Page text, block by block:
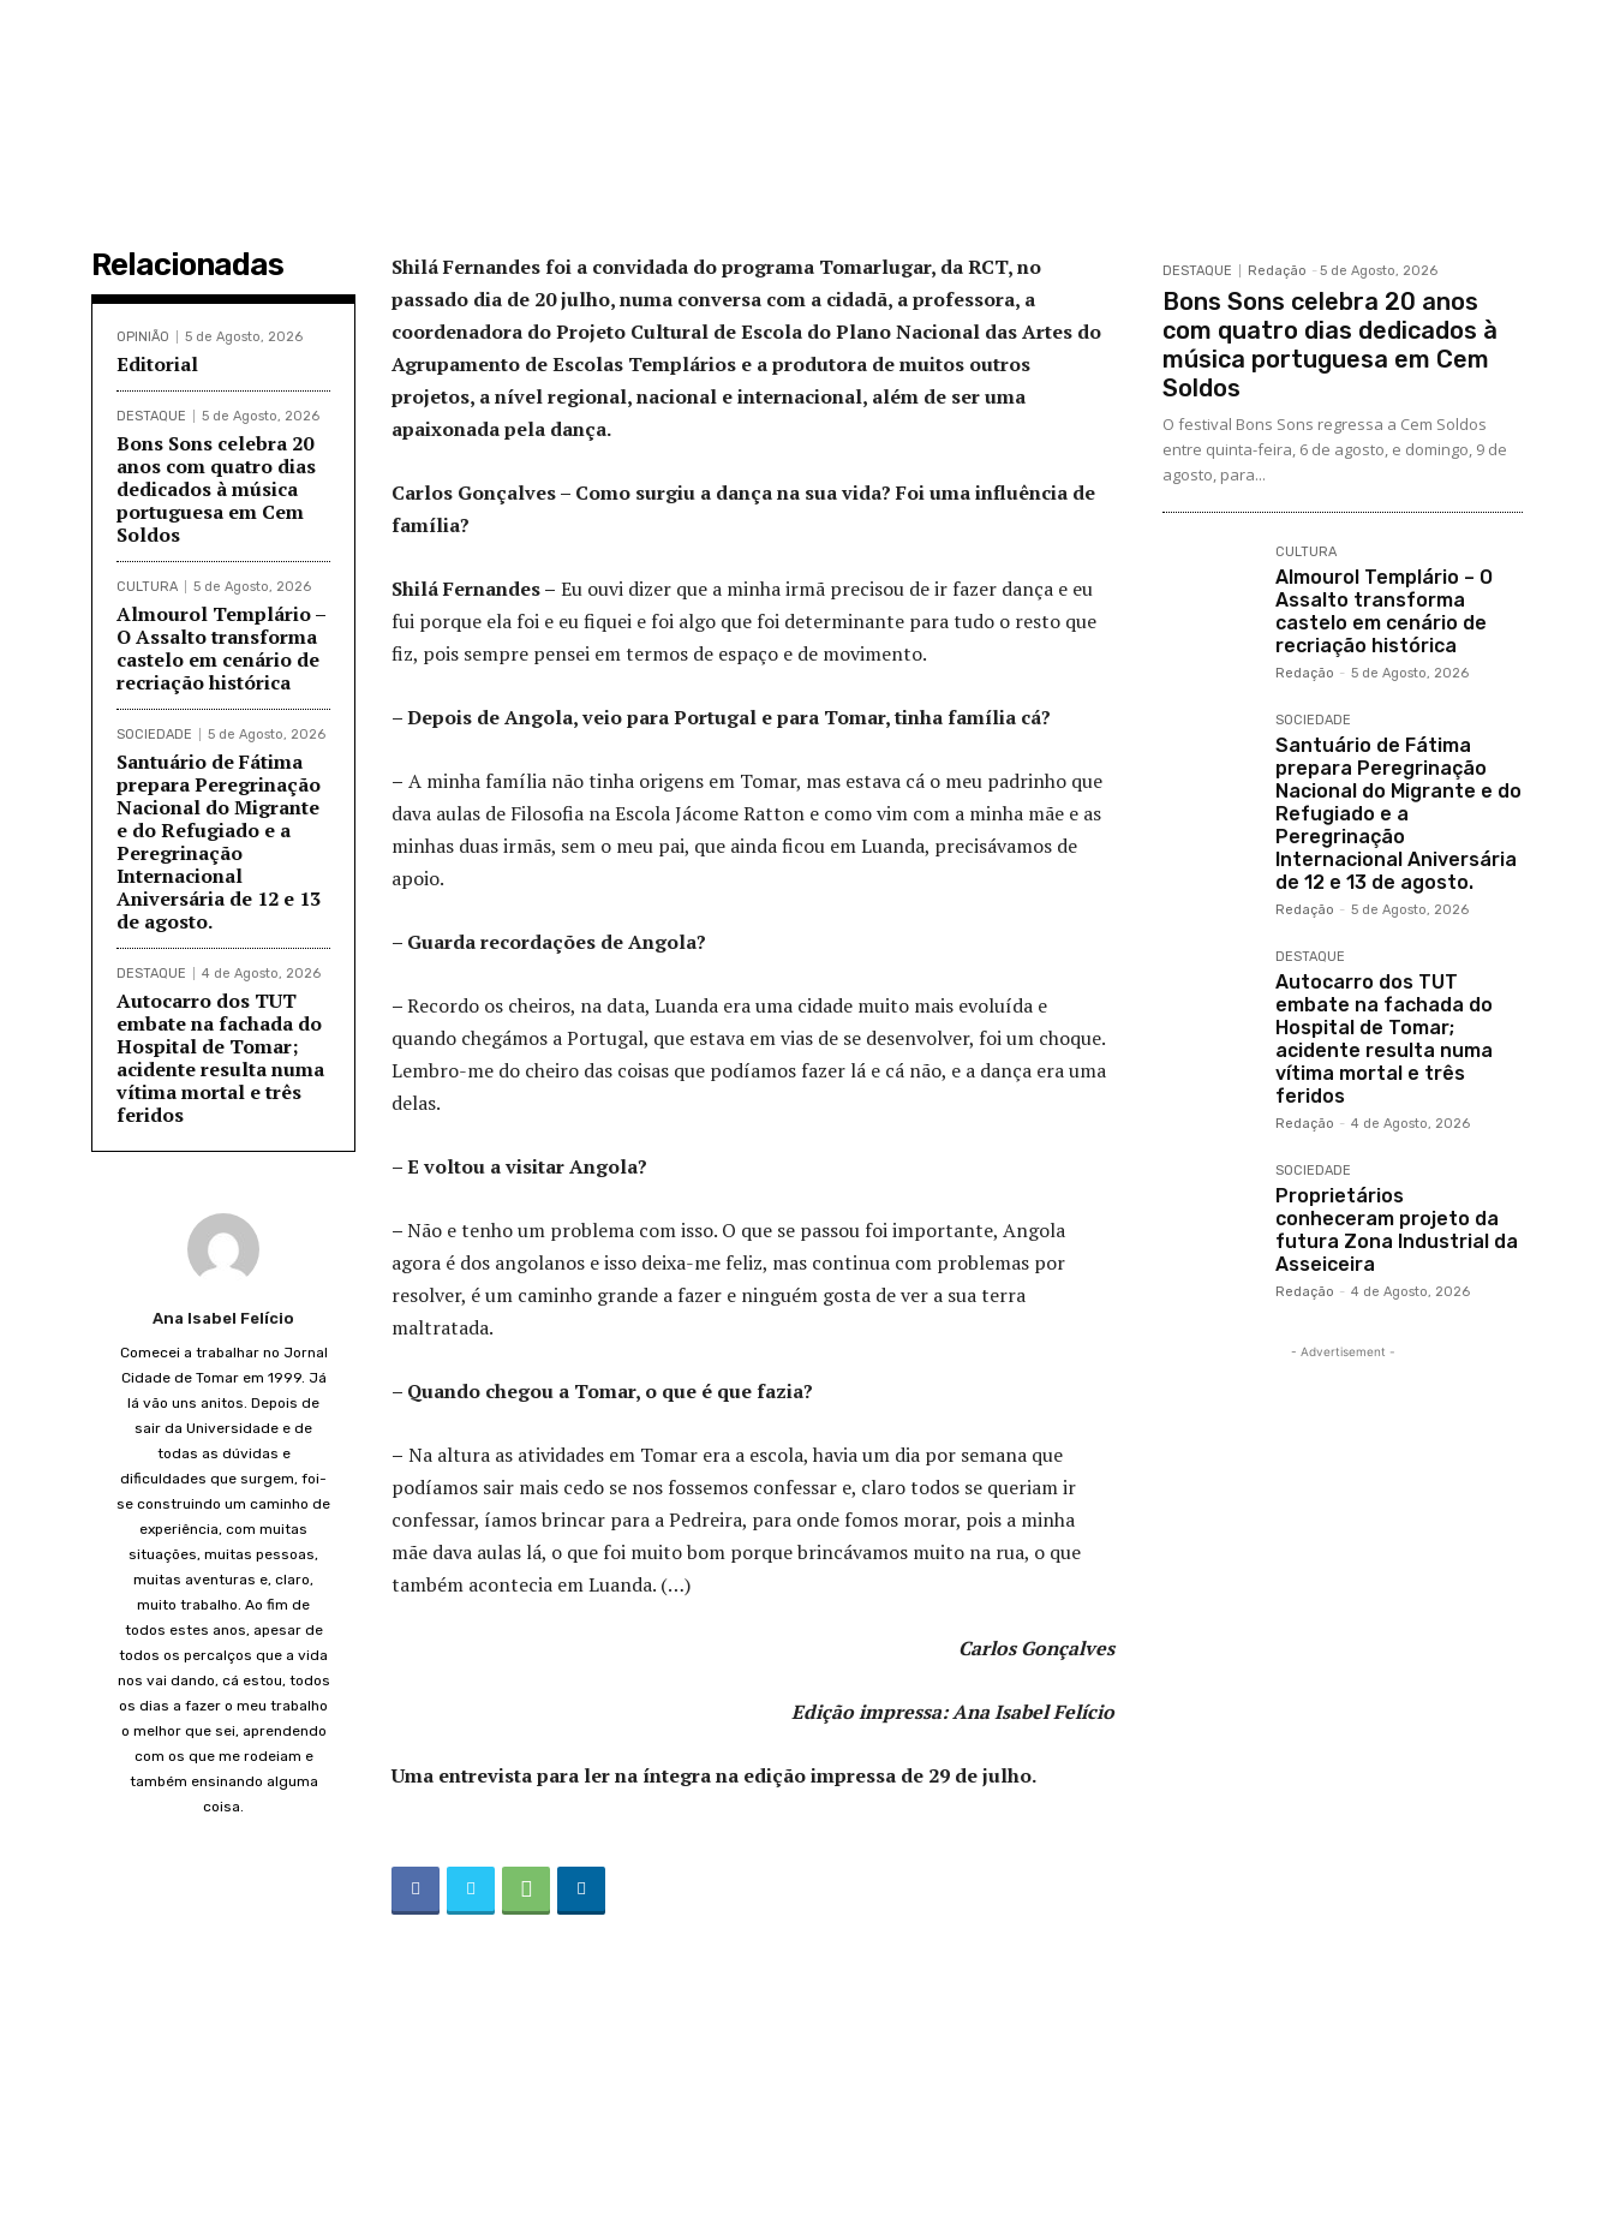
Relacionadas
OPINIÃO 5 de Agosto, 2026
Editorial
DESTAQUE 5 de Agosto, 2026
Bons Sons celebra 20
anos com quatro dias
dedicados à música
portuguesa em Cem
Soldos
CULTURA 5 de Agosto, 2026
Almourol Templário –
O Assalto transforma
castelo em cenário de
recriação histórica
SOCIEDADE 5 de Agosto, 2026
Santuário de Fátima
prepara Peregrinação
Nacional do Migrante
e do Refugiado e a
Peregrinação
Internacional
Aniversária de 12 e 13
de agosto.
DESTAQUE 4 de Agosto, 2026
Autocarro dos TUT
embate na fachada do
Hospital de Tomar;
acidente resulta numa
vítima mortal e três
feridos
Ana Isabel Felício
Comecei a trabalhar no Jornal
Cidade de Tomar em 1999. Já
lá vão uns anitos. Depois de
sair da Universidade e de
todas as dúvidas e
dificuldades que surgem, foi-
se construindo um caminho de
experiência, com muitas
situações, muitas pessoas,
muitas aventuras e, claro,
muito trabalho. Ao fim de
todos estes anos, apesar de
todos os percalços que a vida
nos vai dando, cá estou, todos
os dias a fazer o meu trabalho
o melhor que sei, aprendendo
com os que me rodeiam e
também ensinando alguma
coisa.
Shilá Fernandes foi a convidada do programa Tomarlugar, da RCT, no
passado dia de 20 julho, numa conversa com a cidadã, a professora, a
coordenadora do Projeto Cultural de Escola do Plano Nacional das Artes do
Agrupamento de Escolas Templários e a produtora de muitos outros
projetos, a nível regional, nacional e internacional, além de ser uma
apaixonada pela dança.
Carlos Gonçalves – Como surgiu a dança na sua vida? Foi uma influência de
família?
Shilá Fernandes – Eu ouvi dizer que a minha irmã precisou de ir fazer dança e eu
fui porque ela foi e eu fiquei e foi algo que foi determinante para tudo o resto que
fiz, pois sempre pensei em termos de espaço e de movimento.
– Depois de Angola, veio para Portugal e para Tomar, tinha família cá?
– A minha família não tinha origens em Tomar, mas estava cá o meu padrinho que
dava aulas de Filosofia na Escola Jácome Ratton e como vim com a minha mãe e as
minhas duas irmãs, sem o meu pai, que ainda ficou em Luanda, precisávamos de
apoio.
– Guarda recordações de Angola?
–Recordo os cheiros, na data, Luanda era uma cidade muito mais evoluída e
quando chegámos a Portugal, que estava em vias de se desenvolver, foi um choque.
Lembro-me do cheiro das coisas que podíamos fazer lá e cá não, e a dança era uma
delas.
– E voltou a visitar Angola?
–Não e tenho um problema com isso. O que se passou foi importante, Angola
agora é dos angolanos e isso deixa-me feliz, mas continua com problemas por
resolver, é um caminho grande a fazer e ninguém gosta de ver a sua terra
maltratada.
– Quando chegou a Tomar, o que é que fazia?
– Na altura as atividades em Tomar era a escola, havia um dia por semana que
podíamos sair mais cedo se nos fossemos confessar e, claro todos se queriam ir
confessar, íamos brincar para a Pedreira, para onde fomos morar, pois a minha
mãe dava aulas lá, o que foi muito bom porque brincávamos muito na rua, o que
também acontecia em Luanda. (…)
Carlos Gonçalves
Edição impressa: Ana Isabel Felício
Uma entrevista para ler na íntegra na edição impressa de 29 de julho.
DESTAQUE Redação - 5 de Agosto, 2026
Bons Sons celebra 20 anos
com quatro dias dedicados à
música portuguesa em Cem
Soldos
O festival Bons Sons regressa a Cem Soldos
entre quinta-feira, 6 de agosto, e domingo, 9 de
agosto, para...
CULTURA
Almourol Templário – O
Assalto transforma
castelo em cenário de
recriação histórica
Redação - 5 de Agosto, 2026
SOCIEDADE
Santuário de Fátima
prepara Peregrinação
Nacional do Migrante e do
Refugiado e a
Peregrinação
Internacional Aniversária
de 12 e 13 de agosto.
Redação - 5 de Agosto, 2026
DESTAQUE
Autocarro dos TUT
embate na fachada do
Hospital de Tomar;
acidente resulta numa
vítima mortal e três
feridos
Redação - 4 de Agosto, 2026
SOCIEDADE
Proprietários
conheceram projeto da
futura Zona Industrial da
Asseiceira
Redação - 4 de Agosto, 2026
- Advertisement -